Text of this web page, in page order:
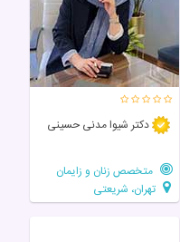
دکتر شیوا مدنی حسینی
متخصص زنان و زایمان
تهران، شریعتی